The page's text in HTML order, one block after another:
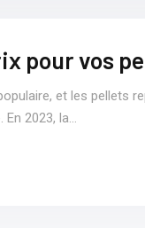
pour vos
et les pellets
En 2023, la…